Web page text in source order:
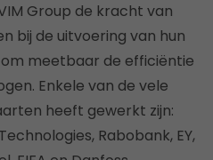
Group de kracht van
bij de uitvoering van hun
meetbaar de efficiëntie
Enkele van de vele
heeft gewerkt zijn:
Rabobank, EY,